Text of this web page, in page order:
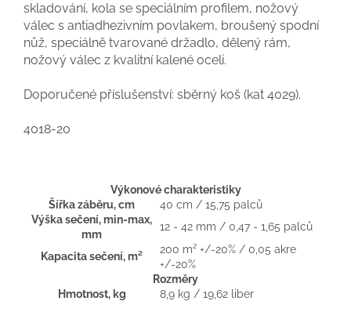
skladování, kola se speciálním profilem, nožový
válec s antiadhezivním povlakem, broušený spodní
nůž, speciálně tvarované držadlo, dělený rám,
nožový válec z kvalitní kalené oceli.
Doporučené příslušenství: sběrný koš (kat 4029).
4018-20
Výkonové charakteristiky
Šířka záběru,cm 40 cm / 15,75 palců
Výška sečení, min-max,
mm
12 - 42 mm / 0,47 - 1,65 palců
Kapacita sečení,m²
200 m² +/-20% / 0,05 akre
+/-20%
Rozměry
Hmotnost, kg
8,9 kg / 19,62 liber